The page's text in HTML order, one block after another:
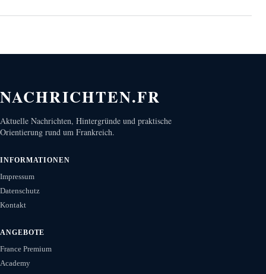
NACHRICHTEN.FR
Aktuelle Nachrichten, Hintergründe und praktische
Orientierung rund um Frankreich.
INFORMATIONEN
Impressum
Datenschutz
Kontakt
ANGEBOTE
France Premium
Academy